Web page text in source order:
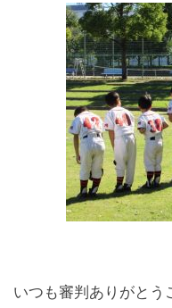
いつも審判ありがとう